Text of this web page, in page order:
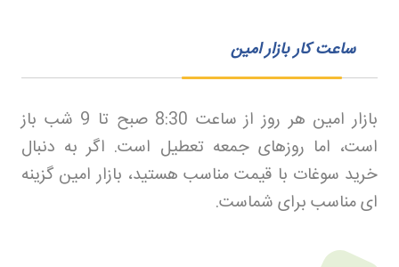
ساعت کار بازار امین
بازار امین هر روز از ساعت 8:30 صبح تا 9 شب باز
است، اما روزهای جمعه تعطیل است. اگر به دنبال
خرید سوغات با قیمت مناسب هستید، بازار امین گزینه
ای مناسب برای شماست.